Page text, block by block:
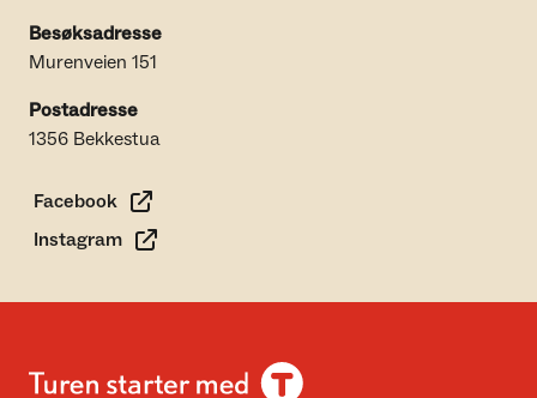
Besøksadresse
Murenveien 151
Postadresse
1356 Bekkestua
Facebook
Instagram